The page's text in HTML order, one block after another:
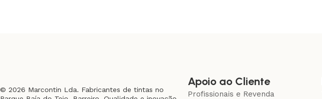
© 2026 Marcontin Lda. Fabricantes de tintas no
Apoio ao Cliente
Profissionais e Revenda